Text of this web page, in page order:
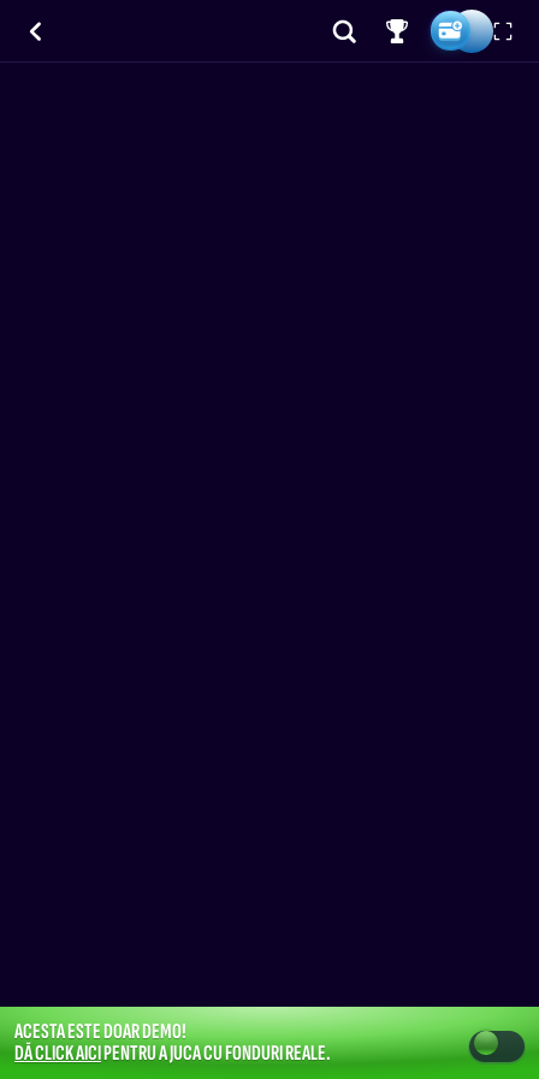
ACESTA ESTE DOAR DEMO!
DĂ CLICK AICIPENTRU A JUCA CU FONDURI REALE.